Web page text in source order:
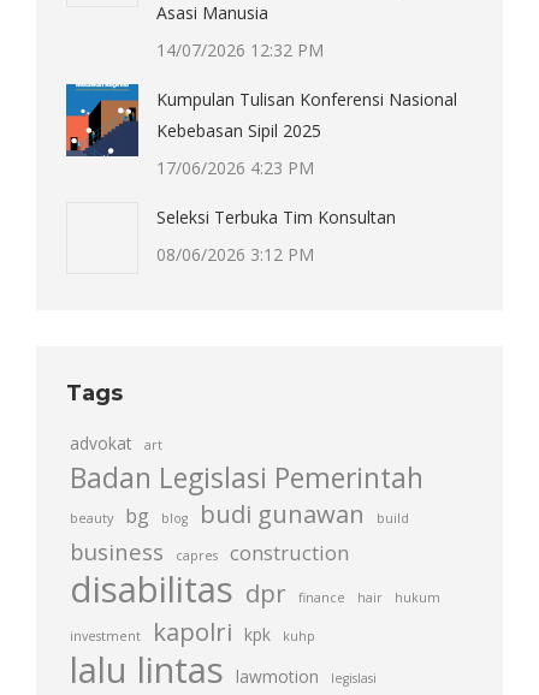
Asasi Manusia
14/07/2026 12:32 PM
Kumpulan Tulisan Konferensi Nasional
Kebebasan Sipil 2025
17/06/2026 4:23 PM
Seleksi Terbuka Tim Konsultan
08/06/2026 3:12 PM
Tags
advokat art
Badan Legislasi Pemerintah
beauty bg blog budi gunawan build
business capres construction
disabilitas dpr finance hair hukum
investment kapolri kpk kuhp
lalu lintas lawmotion legislasi